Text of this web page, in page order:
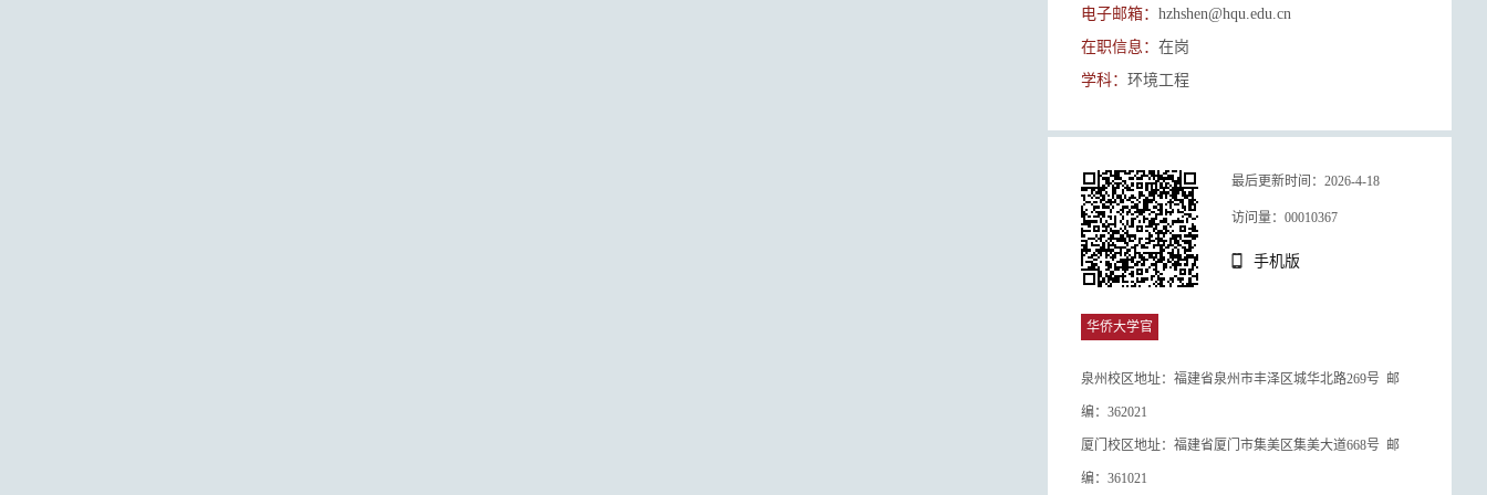
电子邮箱： hzhshen@hqu.edu.cn
在职信息： 在岗
学科： 环境工程
最后更新时间： 2026-4-18
访问量： 00010367
手机版
华侨大学官
泉州校区地址：福建省泉州市丰泽区城华北路269号 邮
编：362021
厦门校区地址：福建省厦门市集美区集美大道668号 邮
编：361021